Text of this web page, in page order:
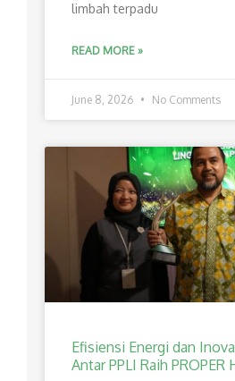
limbah terpadu
READ MORE »
June 8, 2026 No Comments
Efisiensi Energi dan
Antar PPLI Raih PROPER